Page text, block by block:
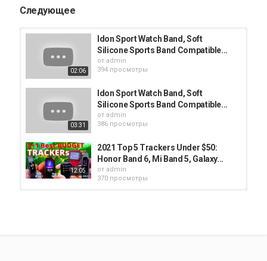
Следующее
02:06
Idon Sport Watch Band, Soft
Silicone Sports Band Compatible...
от admin
394 просмотры
03:31
Idon Sport Watch Band, Soft
Silicone Sports Band Compatible...
от admin
386 просмотры
12:05
2021 Top 5 Trackers Under $50:
Honor Band 6, Mi Band 5, Galaxy...
от admin
370 просмотры